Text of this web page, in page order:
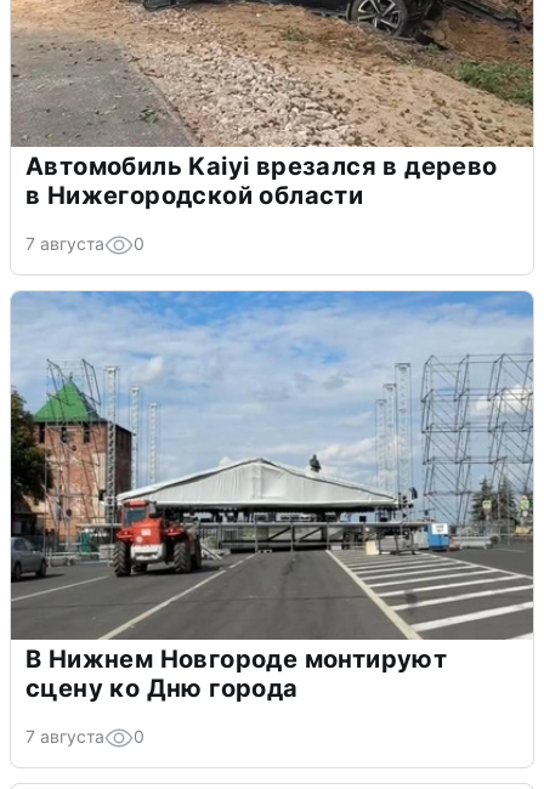
Автомобиль Kaiyi врезался в дерево
в Нижегородской области
7 августа 0
В Нижнем Новгороде монтируют
сцену ко Дню города
7 августа 0